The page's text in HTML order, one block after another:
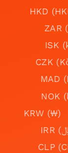
HKD
ZAR
ISK
CZK
MAD
NOK
KRW (₩)
CLP